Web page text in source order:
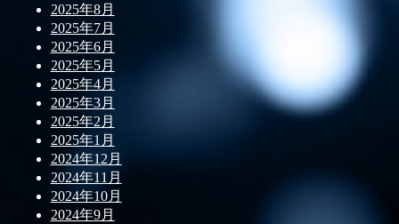
2025年8月
2025年7月
2025年6月
2025年5月
2025年4月
2025年3月
2025年2月
2025年1月
2024年12月
2024年11月
2024年10月
2024年9月